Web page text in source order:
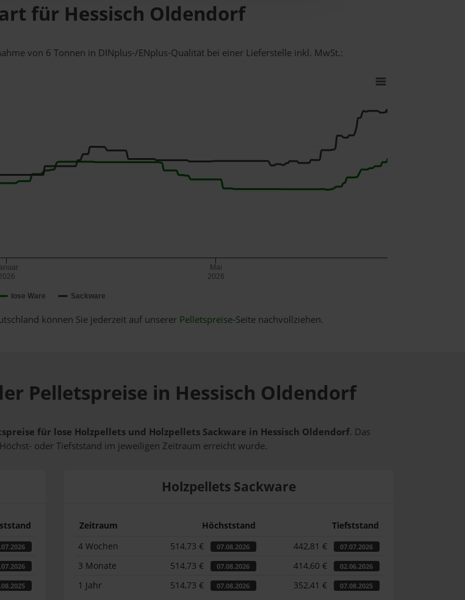
für Hessisch Oldendorf
von 6 Tonnen in DINplus-/ENplus-Qualität bei einer Lieferstelle inkl. MwSt.:
lose Ware Sackware
Mai
2026
können Sie jederzeit auf unserer Pelletspreise-Seite nachvollziehen.
Pelletspreise in Hessisch Oldendorf
für lose Holzpellets und Holzpellets Sackware in Hessisch Oldendorf. Das
oder Tiefststand im jeweiligen Zeitraum erreicht wurde.
Holzpellets Sackware
Zeitraum Höchststand
Tiefststand
4 Wochen
514,73 € 07.08.2026 442,81 € 07.07.2026
3 Monate 514,73 € 07.08.2026 414,60 € 02.06.2026
1 Jahr 514,73 € 07.08.2026 352,41 € 07.08.2025